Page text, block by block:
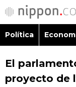
Política
El
proyecto de